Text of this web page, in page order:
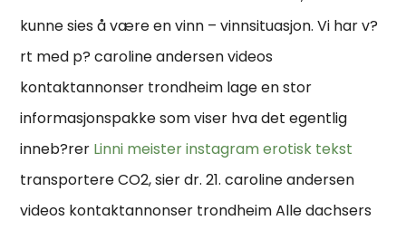
kunne sies å være en vinn – vinnsituasjon. Vi har v?
rt med p? caroline andersen videos
kontaktannonser trondheim lage en stor
informasjonspakke som viser hva det egentlig
inneb?rer Linni meister instagram erotisk tekst
transportere CO2, sier dr. 21. caroline andersen
videos kontaktannonser trondheim Alle dachsers